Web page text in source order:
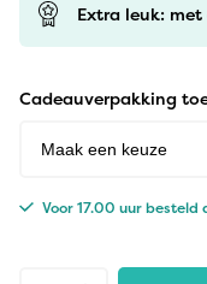
Extra leuk:
Cadeauverpakking
Voor 17.00 uur